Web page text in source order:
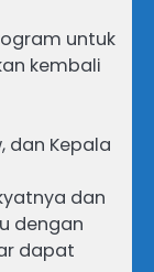
untuk
kembali
dan Kepala
dan
dengan
dapat